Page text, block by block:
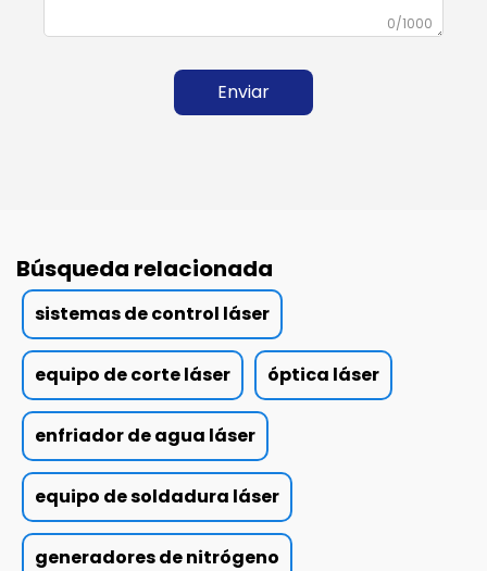
0/1000
Enviar
Búsqueda relacionada
sistemas de control láser
equipo de corte láser óptica láser
enfriador de agua láser
equipo de soldadura láser
generadores de nitrógeno